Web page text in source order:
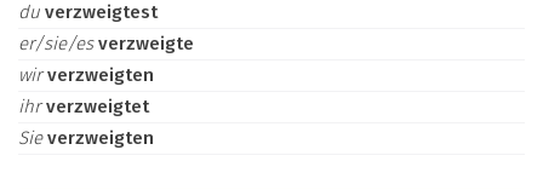
du verzweigtest
er/sie/esverzweigte
wirverzweigten
ihrverzweigtet
Sieverzweigten